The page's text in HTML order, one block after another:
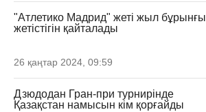
"Атлетико Мадрид" жеті жыл бұрынғы
жетістігін қайталады
26 қаңтар 2024, 09:59
Дзюдодан Гран-при турнирінде
Қазақстан намысын кім қорғайды